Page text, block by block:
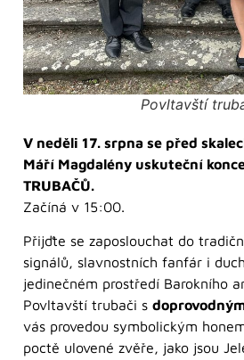
Povltavští
V neděli 17. srpna se před
Máří Magdalény uskuteční
TRUBAČŮ.
Začíná v 15:00.
Přijďte se zaposlouchat do
signálů, slavnostních fanfár i
jedinečném prostředí Barokního
Povltavští trubači s
vás provedou symbolickým
poctě ulovené zvěře, jako jsou